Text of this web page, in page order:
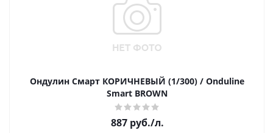
Ондулин Смарт КОРИЧНЕВЫЙ (1/300) / Onduline
Smart BROWN
887руб./л.